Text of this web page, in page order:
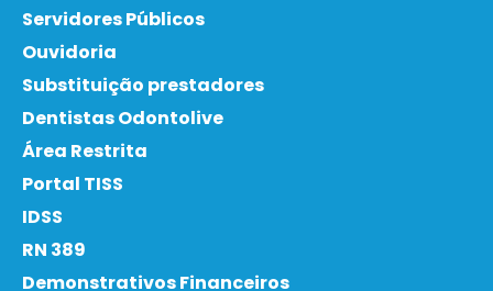
Servidores Públicos
Ouvidoria
Substituição prestadores
Dentistas Odontolive
Área Restrita
Portal TISS
IDSS
RN 389
Demonstrativos Financeiros